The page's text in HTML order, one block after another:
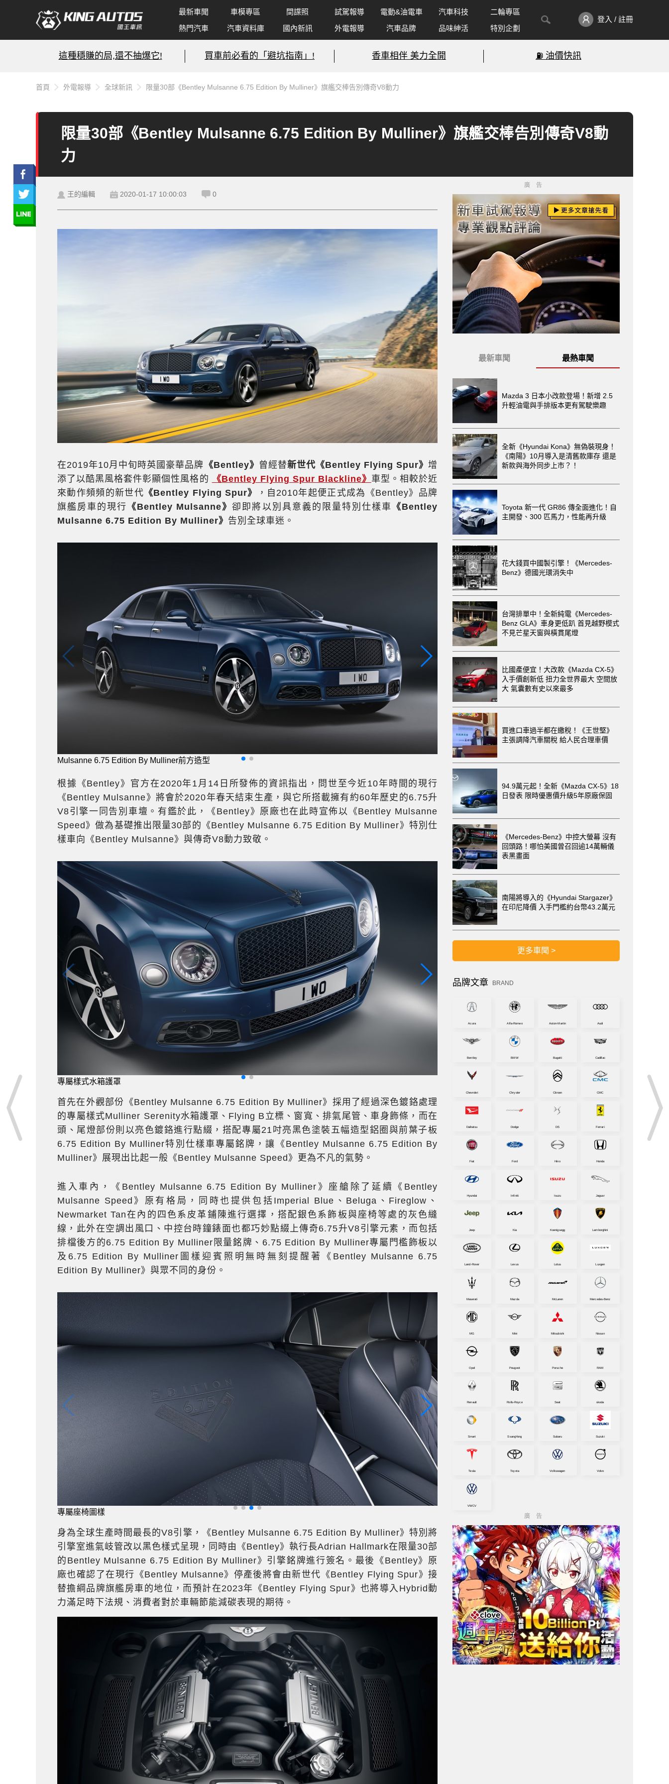
最新車聞 車模專區 間諜照 試駕報導 電動&油電車 汽車科技
二輪專區
熱門汽車
汽車資料庫 國內新訊 外電報導 汽車品牌 品味紳活 特別企劃
登入 / 註冊
這種穩賺的局,還不抽爆它! 買車前必看的「避坑指南」! 香車相伴 美力全開 ⛽️ 油價快訊
首頁 外電報導 全球新訊 限量30部《Bentley Mulsanne 6.75 Edition By Mulliner》旗艦交棒告別傳奇V8動力
限量30部《Bentley Mulsanne 6.75 Edition By Mulliner》旗艦交棒告別傳奇V8動
力
王的編輯 2020-01-17 10:00:03 0
在2019年10月中旬時英國豪華品牌 《Bentley》 曾經替新世代《Bentley Flying Spur》 增
添了以酷黑風格套件彰顯個性風格的
《Bentley Flying Spur Blackline》 車型。相較於近
來動作頻頻的新世代 《Bentley Flying Spur》
，自2010年起便正式成為《Bentley》品牌
旗艦房車的現行 《Bentley Mulsanne》卻即將以別具意義的限量特別仕樣車 《Bentley
Mulsanne 6.75 Edition By Mulliner》 告別全球車迷。
Mulsanne 6.75 Edition By Mulliner前方造型 Mulsanne 6.75 Edition By Mulliner後方造型
根據《Bentley》官方在2020年1月14日所發佈的資訊指出，問世至今近10年時間的現行
《Bentley Mulsanne》將會於2020年春天結束生產，與它所搭載擁有約60年歷史的6.75升
V8引擎一同告別車壇。有鑑於此，《Bentley》原廠也在此時宣佈以《Bentley Mulsanne
Speed》做為基礎推出限量30部的《Bentley Mulsanne 6.75 Edition By Mulliner》特別仕
樣車向《Bentley Mulsanne》與傳奇V8動力致敬。
專屬樣式水箱護罩 專屬樣式銘牌
首先在外觀部份《Bentley Mulsanne 6.75 Edition By Mulliner》採用了經過深色鍍鉻處理
的專屬樣式Mulliner Serenity水箱護罩、Flying B立標、窗寬、排氣尾管、車身飾條，而在
頭、尾燈部份則以亮色鍍鉻進行點綴，搭配專屬21吋亮黑色塗裝五幅造型鋁圈與前葉子板
6.75 Edition By Mulliner特別仕樣車專屬銘牌，讓《Bentley Mulsanne 6.75 Edition By
Mulliner》展現出比起一般《Bentley Mulsanne Speed》更為不凡的氣勢。
進入車內，《Bentley Mulsanne 6.75 Edition By Mulliner》座艙除了延續《Bentley
Mulsanne Speed》原有格局，同時也提供包括Imperial Blue、Beluga、Fireglow、
Newmarket Tan在內的四色系皮革鋪陳進行選擇，搭配銀色系飾板與座椅等處的灰色縫
線，此外在空調出風口、中控台時鐘錶面也都巧妙點綴上傳奇6.75升V8引擎元素，而包括
排檔後方的6.75 Edition By Mulliner限量銘牌、6.75 Edition By Mulliner專屬門檻飾板以
及6.75 Edition By Mulliner圖樣迎賓照明無時無刻提醒著《Bentley Mulsanne 6.75
Edition By Mulliner》與眾不同的身份。
專屬座椅圖樣
身為全球生產時間最長的V8引擎，《Bentley Mulsanne 6.75 Edition By Mulliner》特別將
引擎室進氣岐管改以黑色樣式呈現，同時由《Bentley》執行長Adrian Hallmark在限量30部
的Bentley Mulsanne 6.75 Edition By Mulliner》引擎銘牌進行簽名。最後《Bentley》原
廠也確認了在現行《Bentley Mulsanne》停產後將會由新世代《Bentley Flying Spur》接
替擔綱品牌旗艦房車的地位，而預計在2023年《Bentley Flying Spur》也將導入Hybrid動
力滿足時下法規、消費者對於車輛節能減碳表現的期待。
廣告
最新車聞 最熱車聞
Mazda 3 日本小改款登場！新增 2.5
升輕油電與手排版本更有駕駛樂趣
全新《Hyundai Kona》無偽裝現身！
《南陽》10月導入是清舊款庫存 還是
新款與海外同步上市？！
Toyota 新一代 GR86 傳全面進化！自
主開發、300 匹馬力，性能再升級
花大錢買中國製引擎！《Mercedes-
Benz》德國光環消失中
台灣排單中！全新純電《Mercedes-
Benz GLA》車身更低趴 首見越野模式
不見芒星天窗與橫貫尾燈
比國產便宜！大改款《Mazda CX-5》
入手價創新低 扭力全世界最大 空間放
大 氣囊數有史以來最多
買進口車過半都在繳稅！《王世堅》
主張調降汽車關稅 給人民合理車價
94.9萬元起！全新《Mazda CX-5》18
日發表 限時優惠價升級5年原廠保固
《Mercedes-Benz》中控大螢幕 沒有
回頭路！哪怕美國曾召回逾14萬輛儀
表黑畫面
南陽將導入的《Hyundai Stargazer》
在印尼降價 入手門檻約台幣43.2萬元
更多車聞 >
品牌文章 BRAND
Acura Alfa-Romeo Aston-Martin Audi
Bentley BMW Bugatti Cadillac
Chevrolet Chrysler Citroen CMC
Daihatsu Dodge DS Ferrari
Fiat Ford Hino Honda
Hyundai Infiniti Isuzu Jaguar
Jeep Kia Koenigsegg Lamborghini
Land-Rover Lexus Lotus Luxgen
Maserati Mazda McLaren Mercedes-Benz
MG Mini Mitsubishi Nissan
Opel Peugeot Porsche RAM
Renault Rolls-Royce Seat skoda
Smart SsangYong Subaru Suzuki
Tesla Toyota Volkswagen Volvo
VWCV
廣告